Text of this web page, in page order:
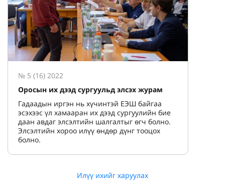
№ 5 (16) 2022
Оросын их дээд сургуульд элсэх журам
Гадаадын иргэн нь хүчинтэй ЕЭШ байгаа
эсэхээс үл хамааран их дээд сургуулийн бие
даан авдаг элсэлтийн шалгалтыг өгч болно.
Элсэлтийн хороо илүү өндөр дүнг тооцох
болно.
Илүү ихийг харуулах